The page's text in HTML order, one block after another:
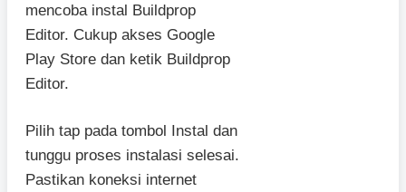
mencoba instal Buildprop
Editor. Cukup akses Google
Play Store dan ketik Buildprop
Editor.
Pilih tap pada tombol Instal dan
tunggu proses instalasi selesai.
Pastikan koneksi internet